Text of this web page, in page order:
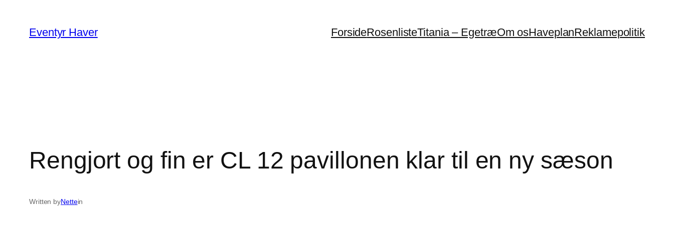
indhold
Eventyr Haver ForsideRosenlisteTitania – EgetræOm osHaveplanReklamepolitik
Rengjort og fin er CL 12 pavillonen klar til en ny sæson
Written byNettein